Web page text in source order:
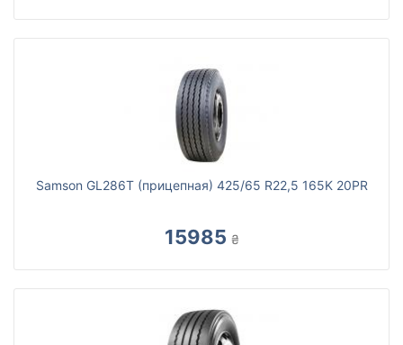
Samson GL286T (прицепная) 425/65 R22,5 165K 20PR
15985 ₴